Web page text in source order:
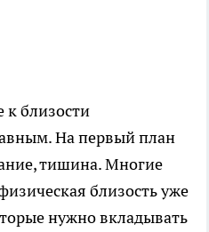
к близости
На первый план
тишина. Многие
близость уже
нужно вкладывать